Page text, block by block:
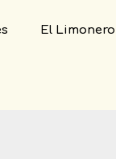
El Limonero